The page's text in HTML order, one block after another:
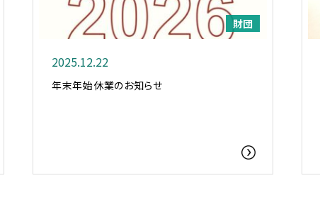
財団
2025.12.22
年末年始休業のお知らせ